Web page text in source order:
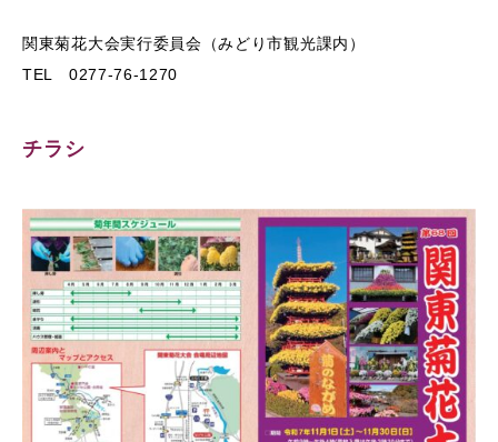
関東菊花大会実行委員会（みどり市観光課内）
TEL 0277-76-1270
チラシ